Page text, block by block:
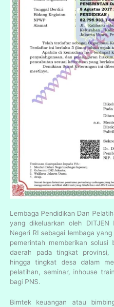
Lembaga Pendidikan Dan
yang dikeluarkan oleh DITJEN
Negeri RI sebagai lembaga
pemerintah memberikan solusi
daerah pada tingkat provinsi,
hingga tingkat desa dalam
pelatihan, seminar, inhouse
bagi PNS.
Bimtek keuangan atau